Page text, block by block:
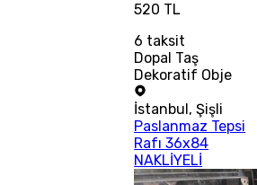
520 TL
6 taksit
Dopal Taş
Dekoratif Obje
İstanbul ,Şişli
Paslanmaz Tepsi
Rafı 36x84
NAKLİYELİ